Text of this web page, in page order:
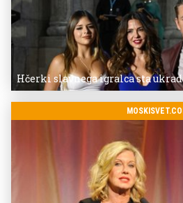
Hčerki slavnega igralca sta